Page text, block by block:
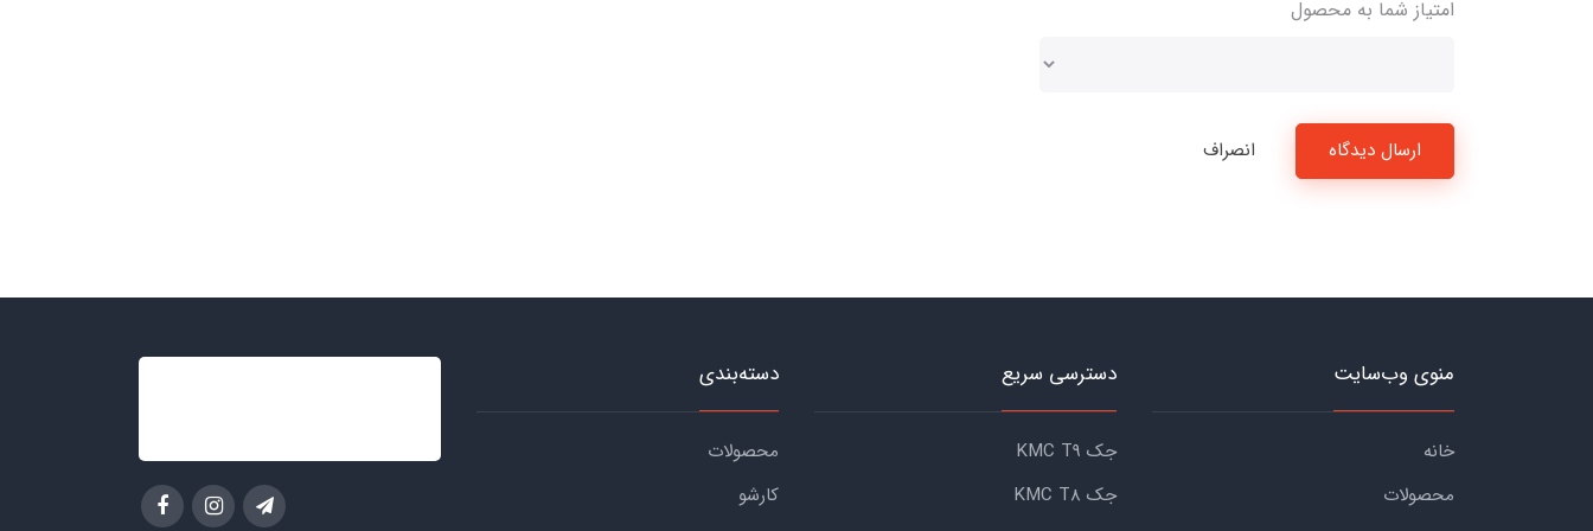
امتیاز شما به محصول
ارسال دیدگاه انصراف
منوی وب‌سایت
خانه
محصولات
دسترسی سریع
جک KMC T9
جک KMC T8
دسته‌بندی
محصولات
کارشو